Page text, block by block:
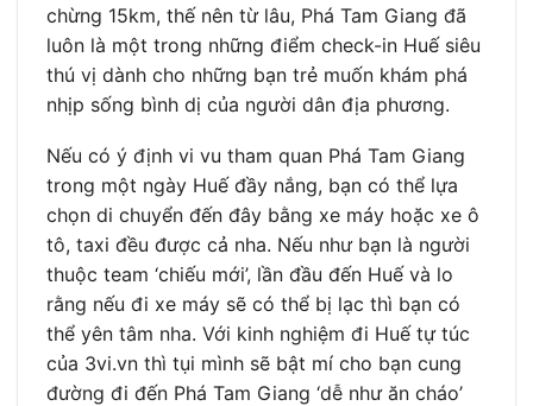
chừng 15km, thế nên từ lâu, Phá Tam Giang đã
luôn là một trong những điểm check-in Huế siêu
thú vị dành cho những bạn trẻ muốn khám phá
nhịp sống bình dị của người dân địa phương.
Nếu có ý định vi vu tham quan Phá Tam Giang
trong một ngày Huế đầy nắng, bạn có thể lựa
chọn di chuyển đến đây bằng xe máy hoặc xe ô
tô, taxi đều được cả nha. Nếu như bạn là người
thuộc team ‘chiếu mới’, lần đầu đến Huế và lo
rằng nếu đi xe máy sẽ có thể bị lạc thì bạn có
thể yên tâm nha. Với kinh nghiệm đi Huế tự túc
của 3vi.vn thì tụi mình sẽ bật mí cho bạn cung
đường đi đến Phá Tam Giang ‘dễ như ăn cháo’